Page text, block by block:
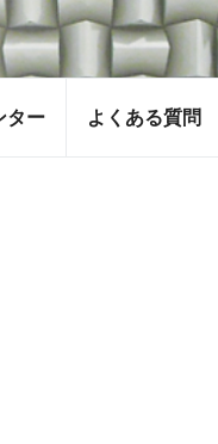
ター よくある質問